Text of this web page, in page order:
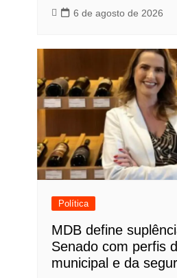
6 de agosto de 2026
Política
MDB define
Senado com perfis
municipal e da